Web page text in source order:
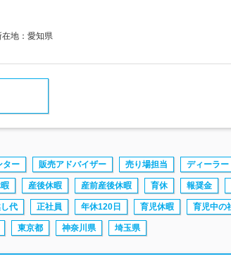
地：愛知県
ター 販売アドバイザー 売り場担当 ディーラー
産後休暇 産前産後休暇 育休 報奨金
代 正社員 年休120日 育児休暇 育児中の
東京都 神奈川県 埼玉県